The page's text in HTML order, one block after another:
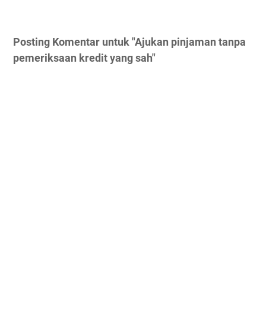
Posting Komentar untuk "Ajukan pinjaman tanpa
pemeriksaan kredit yang sah"